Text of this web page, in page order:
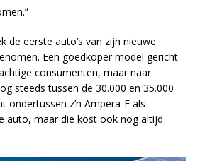
de eerste auto’s van zijn nieuwe
Een goedkoper model gericht
consumenten, maar naar
steeds tussen de 30.000 en 35.000
ondertussen z’n Ampera-E als
auto, maar die kost ook nog altijd